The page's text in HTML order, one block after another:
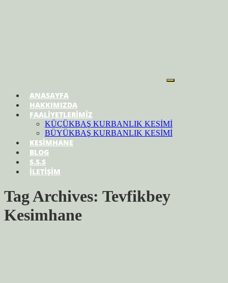
ANASAYFA
HAKKIMIZDA
FAALİYETLERİMİZ
KÜÇÜKBAŞ KURBANLIK KESİMİ
BÜYÜKBAŞ KURBANLIK KESİMİ
KESİMHANE
BLOG
S.S.S
İLETİŞİM
Tag Archives: Tevfikbey
Kesimhane